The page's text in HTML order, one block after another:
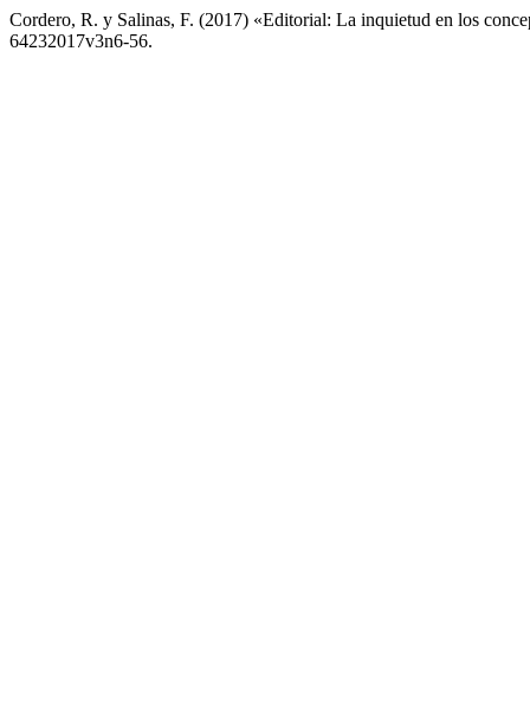
Cordero, R. y Salinas, F. (2017) «Editorial: La inquietud en los
64232017v3n6-56.